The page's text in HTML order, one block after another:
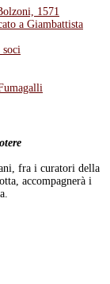
1571
a Giambattista
soci
fra i curatori della
accompagnerà i